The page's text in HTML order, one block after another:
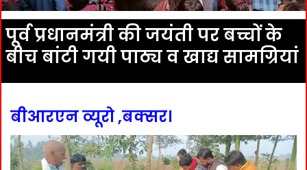
पूर्व प्रधानमंत्री की जयंती पर बच्चों के
बीच बांटी गयी पाठ्य व खाद्य सामग्रियां
बीआरएन व्यूरो ,बक्सर।